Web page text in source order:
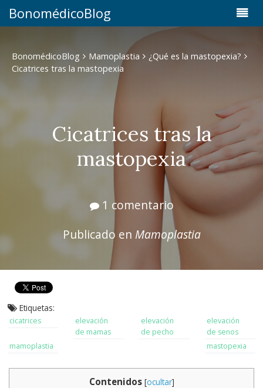
BonomédicoBlog
BonomédicoBlog Mamoplastia
¿Qué es la mastopexia?
Cicatrices tras la mastopexia
Cicatrices tras la
mastopexia
1 comentario
Publicado en Mamoplastia
Etiquetas:
cicatrices
elevación
de mamas
elevación
de pecho
elevación
de senos
mamoplastia
mastopexia
Contenidos [ocultar]